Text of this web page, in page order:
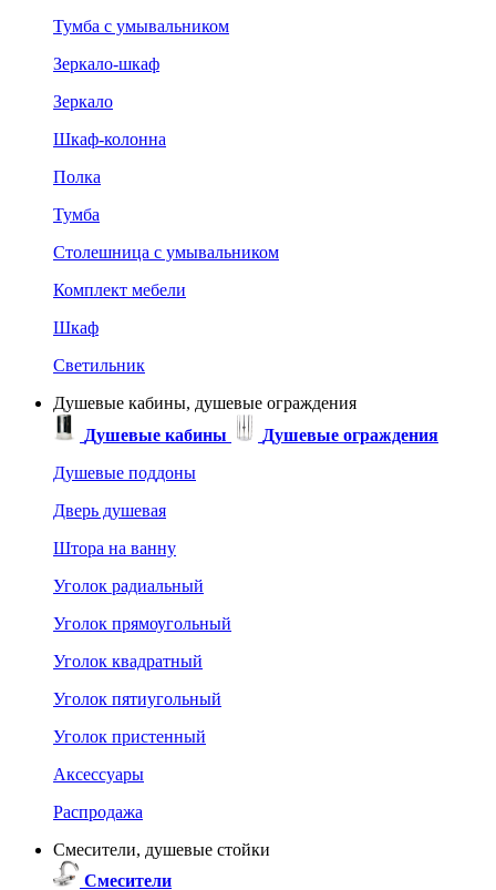
Тумба с умывальником
Зеркало-шкаф
Зеркало
Шкаф-колонна
Полка
Тумба
Столешница с умывальником
Комплект мебели
Шкаф
Светильник
Душевые кабины, душевые ограждения
Душевые кабины
Душевые ограждения
Душевые поддоны
Дверь душевая
Штора на ванну
Уголок радиальный
Уголок прямоугольный
Уголок квадратный
Уголок пятиугольный
Уголок пристенный
Аксессуары
Распродажа
Смесители, душевые стойки
Смесители